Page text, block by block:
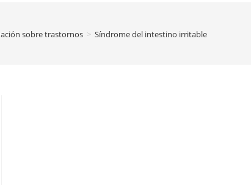
sobre trastornos > Síndrome del intestino irritable